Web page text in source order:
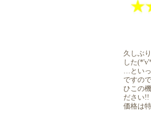
久しぶ
した
…とい
ですの
ひこの
ださい!!
価格は